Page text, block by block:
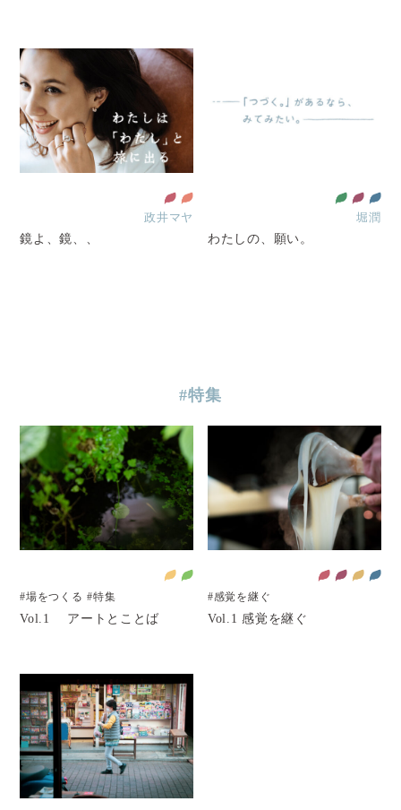
政井マヤ
鏡よ、鏡、、
堀潤
わたしの、願い。
#特集
#場をつくる #特集
Vol.1 アートとことば
#感覚を継ぐ
Vol.1 感覚を継ぐ